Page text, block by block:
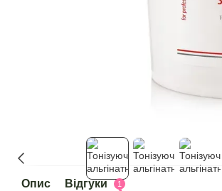
Опис Відгуки 1